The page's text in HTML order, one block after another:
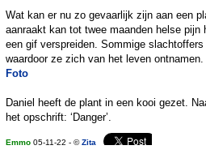
Wat kan er nu zo gevaarlijk zijn aan een
aanraakt kan tot twee maanden helse
een gif verspreiden. Sommige
waardoor ze zich van het leven ontnamen.
Foto
Daniel heeft de plant in een kooi gezet.
het opschrift: ‘Danger’.
Emmo 05-11-22 - ©Zita